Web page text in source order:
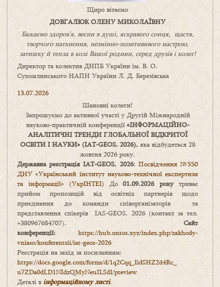
Щиро вітаємо
ДОВГАЛЮК ОЛЕНУ МИКОЛАЇВНУ
Бажаємо здоров’я, весни в душі, яскравого сонця, щастя,
творчого натхнення, незмінно-позитивнвого настрою,
затишкуйтепла в коліВашоїродини, серед друзів і колег!
Директор та колектив ДНПБ України ім. В. О.
Сухомлинського НАПН України Л. Д. Березівська
13.07.2026
Шановні колеги!
Запрошуємо до активної участі у Другій Міжнародній
науково-практичній конференції «ІНФОРМАЦІЙНО-
АНАЛІТИЧНІ ТРЕНДИ ГЛОБАЛЬНОЇ ВІДКРИТОЇ
ОСВІТИ І НАУКИ» (IAT-GEOS, 2026),яка відбудеться 28
жовтня 2026 року.
Державна реєстрація IAT-GEOS, 2026: Посвідчення №550
ДНУ «Український інститут науково-технічної експертизи
та інформації» (УкрІНТЕІ) До01.09.2026 рокутриває
прийом пропозицій від освітніх партнерів щодо
приєднання до команди співорганізаторів та
представлення спікерів IAS-GEOS, 2026 (контакт за тел.
+380967684707). Сайт
конференції: https://hub.ontos.xyz/index.php/zakhody-
vniaso/konferentsii/iat-geos-2026
Реєстрація на захід за посиланням:
https://docs.google.com/forms/d/1q2Cqq_IidSHZ2d4Rc_
u7ZDa0dLD1NIdzQMyNeuILSdI/preview
Деталі в інформаційному листі.